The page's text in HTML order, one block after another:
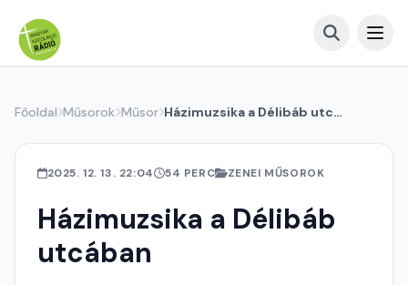
Főoldal Műsorok Műsor Házimuzsika a Délibáb utcában
2025. 12. 13. 22:04 54 PERC ZENEI MŰSOROK
Házimuzsika a Délibáb
utcában